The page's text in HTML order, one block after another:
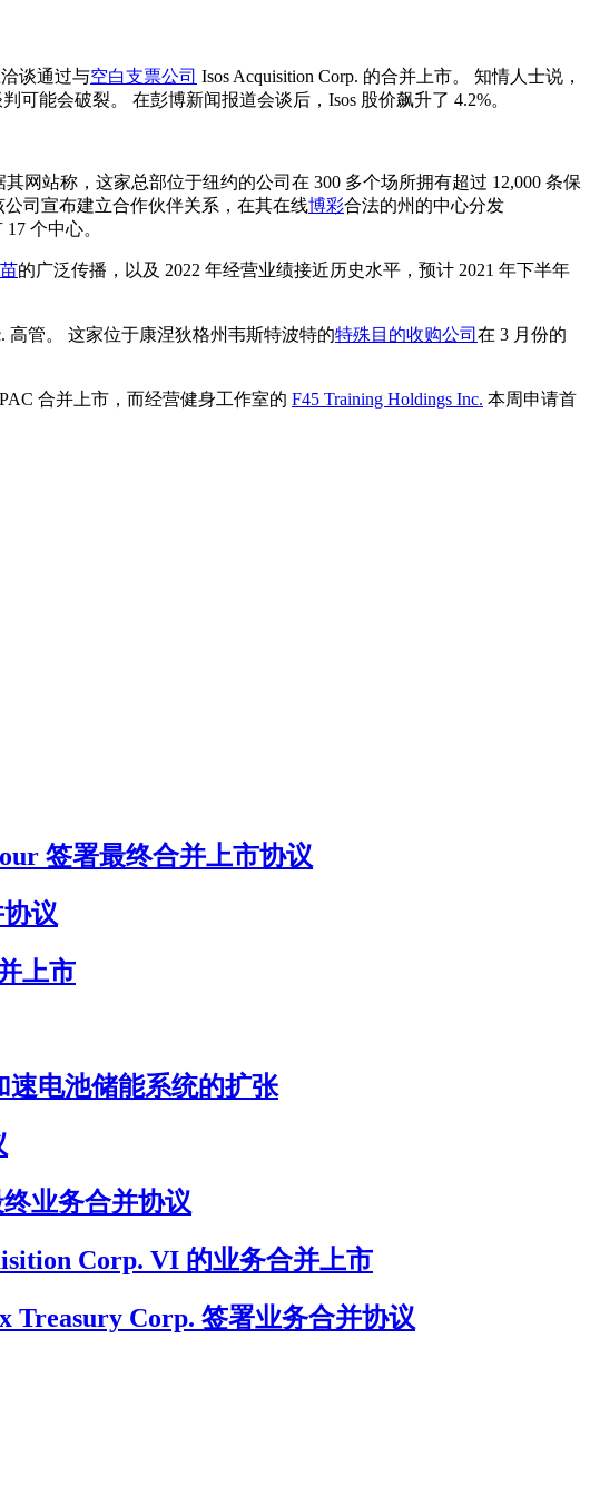
谈通过与空白支票公司 Isos Acquisition Corp. 的合并上市。 知情人士说，
能会破裂。 在彭博新闻报道会谈后，Isos 股价飙升了 4.2%。
网站称，这家总部位于纽约的公司在 300 多个场所拥有超过 12,000 条保
公司宣布建立合作伙伴关系，在其在线博彩合法的州的中心分发
个中心。
的广泛传播，以及 2022 年经营业绩接近历史水平，预计 2021 年下半年
高管。 这家位于康涅狄格州韦斯特波特的特殊目的收购公司 在 3 月份的
合并上市，而经营健身工作室的 F45 Training Holdings Inc. 本周申请首
签署最终合并上市协议
议
上市
电池储能系统的扩张
业务合并协议
Corp. VI 的业务合并上市
Treasury Corp. 签署业务合并协议